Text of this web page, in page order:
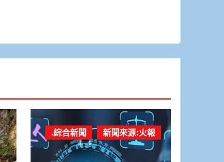
.綜合新聞 新聞來源:火報